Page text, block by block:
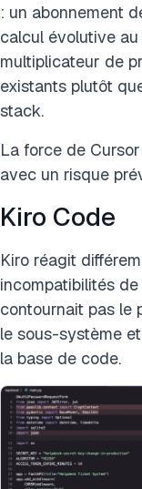
: un abonnement
calcul évolutive
multiplicateur de
existants plutôt
stack.
La force de
avec un risque
Kiro Code
Kiro réagit
incompatibilités
contournait pas le
le sous-système
la base de code.